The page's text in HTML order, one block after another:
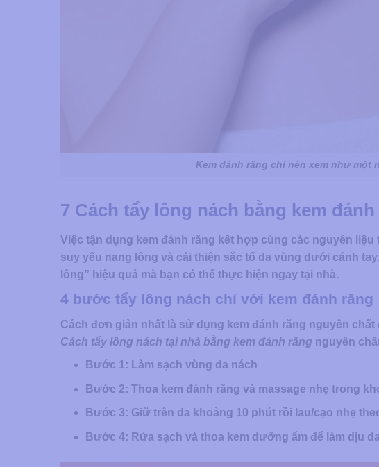
Kem đánh răng chỉ nên xem như một
7 Cách tẩy lông nách bằng kem
Việc tận dụng kem đánh răng kết hợp cùng các nguyên
suy yếu nang lông và cải thiện sắc tố da vùng dưới cánh
lông” hiệu quả mà bạn có thể thực hiện ngay tại nhà.
4 bước tẩy lông nách chỉ với kem đánh răng
Cách đơn giản nhất là sử dụng kem đánh răng nguyên
Cách tẩy lông nách tại nhà bằng kem đánh răng
nguyên
Bước 1: Làm sạch vùng da nách
Bước 2: Thoa kem đánh răng và massage nhẹ trong
Bước 3: Giữ trên da khoảng 10 phút rồi lau/cạo nhẹ
Bước 4: Rửa sạch và thoa kem dưỡng ẩm để làm dịu